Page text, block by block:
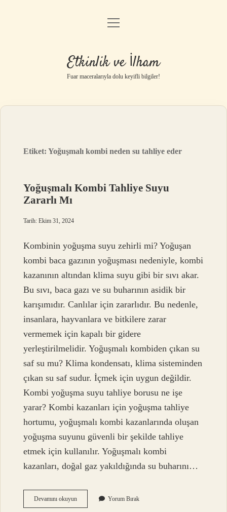
Anasayfa
Gizlilik Politikası
Yasal Uyarı
menüyü
Etkinlik ve İlham
Fuar maceralarıyla dolu keyifli bilgiler!
Etiket:Yoğuşmalı kombi neden su tahliye eder
Yoğuşmalı Kombi Tahliye Suyu
Zararlı Mı
Tarih: Ekim 31, 2024
Kombinin yoğuşma suyu zehirli mi? Yoğuşan
kombi baca gazının yoğuşması nedeniyle, kombi
kazanının altından klima suyu gibi bir sıvı akar.
Bu sıvı, baca gazı ve su buharının asidik bir
karışımıdır. Canlılar için zararlıdır. Bu nedenle,
insanlara, hayvanlara ve bitkilere zarar
vermemek için kapalı bir gidere
yerleştirilmelidir. Yoğuşmalı kombiden çıkan su
saf su mu? Klima kondensatı, klima sisteminden
çıkan su saf sudur. İçmek için uygun değildir.
Kombi yoğuşma suyu tahliye borusu ne işe
yarar? Kombi kazanları için yoğuşma tahliye
hortumu, yoğuşmalı kombi kazanlarında oluşan
yoğuşma suyunu güvenli bir şekilde tahliye
etmek için kullanılır. Yoğuşmalı kombi
kazanları, doğal gaz yakıldığında su buharını…
Devamını okuyunYoğuşmalı
Kombi
Yorum Bırak